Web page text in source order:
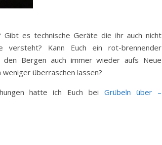
es technische Geräte die ihr auch nicht
Kann Euch ein rot-brennender
Bergen auch immer wieder aufs Neue
überraschen lassen?
hatte ich Euch beiGrübeln über –